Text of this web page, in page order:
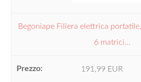
Begoniape Filiera elettrica
6 matrici...
191,99 EUR